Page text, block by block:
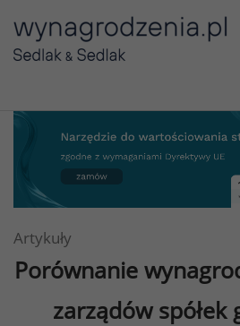
Artykuły
Porównanie
zarządów spółek